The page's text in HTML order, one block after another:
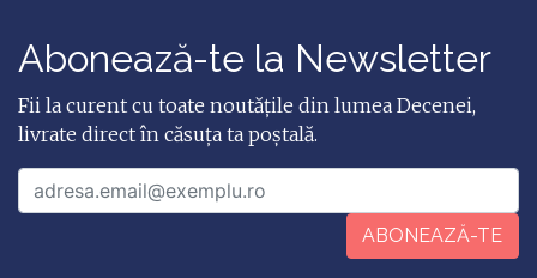
Abonează-te la Newsletter
Fii la curent cu toate noutățile din lumea Decenei,
livrate direct în căsuța ta poștală.
ABONEAZĂ-TE